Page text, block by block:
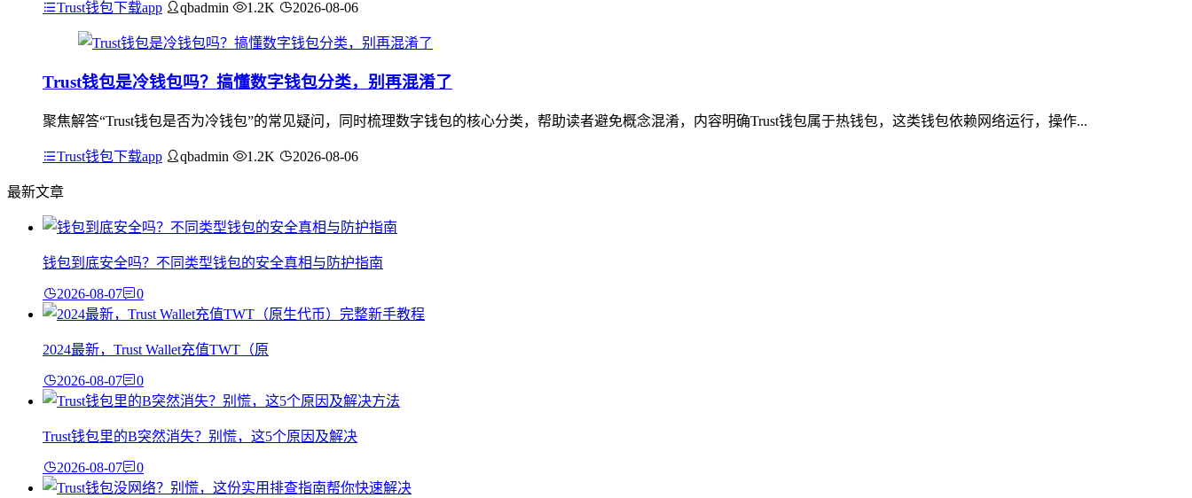
Trust钱包下载app qbadmin 1.2K 2026-08-06
Trust钱包是冷钱包吗？搞懂数字钱包分类，别再混淆了
聚焦解答“Trust钱包是否为冷钱包”的常见疑问，同时梳理数字钱包的核心分类，帮助读者避免概念混淆，内容明确Trust钱包属于热钱包，这类钱包依赖网络运行，操作...
Trust钱包下载app qbadmin 1.2K 2026-08-06
最新文章
钱包到底安全吗？不同类型钱包的安全真相与防护指南
2026-08-07 0
2024最新，Trust Wallet充值TWT（原
2026-08-07 0
Trust钱包里的B突然消失？别慌，这5个原因及解决
2026-08-07 0